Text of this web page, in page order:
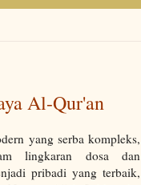
Al-Qur'an
yang serba kompleks,
lingkaran dosa dan
pribadi yang terbaik,